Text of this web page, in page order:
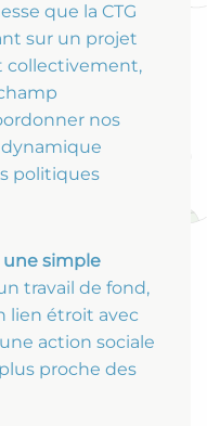
que la CTG
sur un projet
collectivement,
nos
dynamique
politiques
une simple
travail de fond,
lien étroit avec
action sociale
proche des